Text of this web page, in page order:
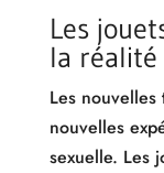
Les
la
Les
nouvelles
sexuelle. Les